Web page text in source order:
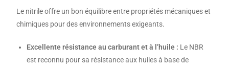
Le nitrile offre un bon équilibre entre propriétés mécaniques et
chimiques pour des environnements exigeants.
Excellente résistance au carburant et à l’huile : Le NBR
est reconnu pour sa résistance aux huiles à base de